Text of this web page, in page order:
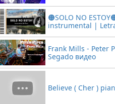
🟠SOLO NO
instrumental |
Frank Mills - Peter
Segado видео
Believe ( Cher )